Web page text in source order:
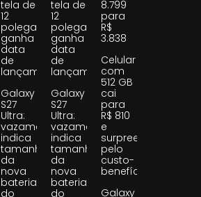
tela de
12
polegadas
ganha
data
de
lançamento
Galaxy
S27
Ultra:
vazamento
indica
tamanho
da
nova
bateria
do
tela de
12
polegadas
ganha
data
de
lançamento
Galaxy
S27
Ultra:
vazamento
indica
tamanho
da
nova
bateria
do
8.799
para
R$
3.838
Celular
com
512 GB
cai
para
R$ 810
e
surpreende
pelo
custo-
benefício
Galaxy